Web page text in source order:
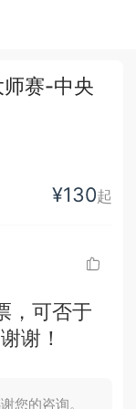
师赛-中央
¥130起
，可否于
谢！
您的咨询。